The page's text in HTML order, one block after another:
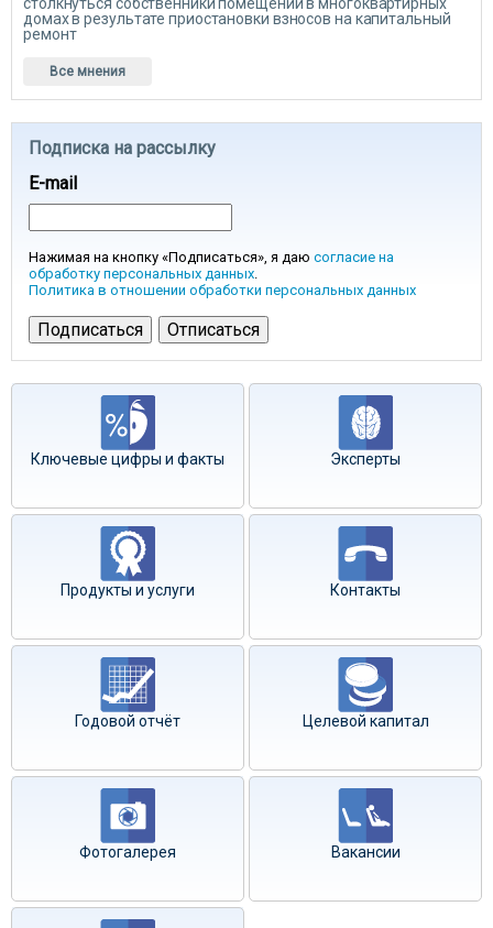
домах в результате приостановки взносов на капитальный
ремонт
Все мнения
Подписка на рассылку
E-mail
Нажимая на кнопку «Подписаться», я даю согласие на
обработку персональных данных.
Политика в отношении обработки персональных данных
Ключевые цифры и факты Эксперты
Продукты и услуги Контакты
Годовой отчёт Целевой капитал
Фотогалерея Вакансии